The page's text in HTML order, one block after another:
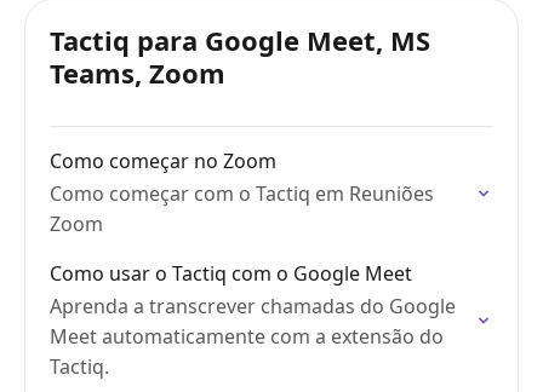
Tactiq para Google Meet, MS
Teams, Zoom
Como começar no Zoom
Como começar com o Tactiq em Reuniões
Zoom
Como usar o Tactiq com o Google Meet
Aprenda a transcrever chamadas do Google
Meet automaticamente com a extensão do
Tactiq.